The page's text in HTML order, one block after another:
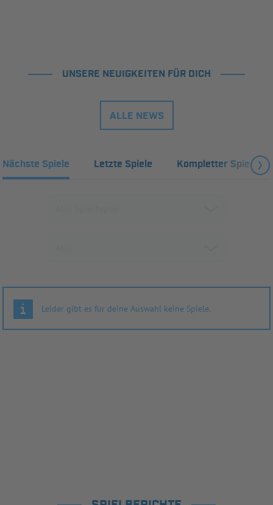
UNSERE NEUIGKEITEN FÜR DICH
ALLE NEWS
Nächste Spiele Letzte Spiele Kompletter Spielplan
Leider gibt es für deine Auswahl keine Spiele.